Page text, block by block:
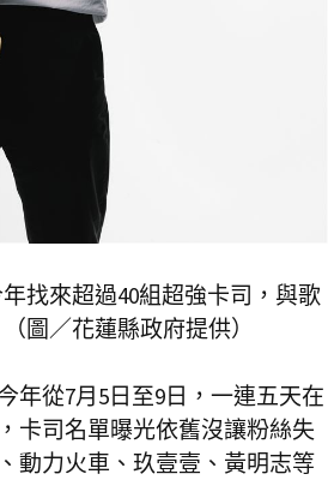
找來超過40組超強卡司，與歌
圖／花蓮縣政府提供）
年從7月5日至9日，一連五天在
卡司名單曝光依舊沒讓粉絲失
動力火車、玖壹壹、黃明志等